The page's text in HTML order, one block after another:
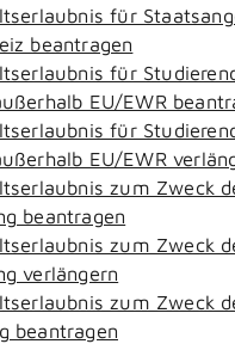
für
beantragen
für
EU/EWR
für
EU/EWR
zum Zweck
beantragen
zum Zweck
verlängern
zum Zweck
beantragen